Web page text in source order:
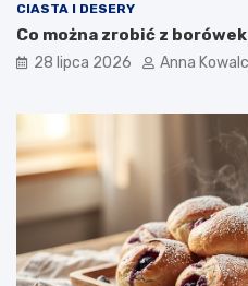
CIASTA I DESERY
Co można zrobić z
28 lipca 2026 Anna